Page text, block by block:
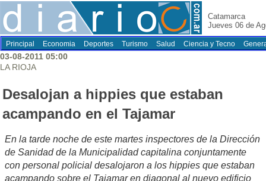
Catamarca
Jueves 06 de
Principal Economia Deportes Turismo Salud Ciencia y Tecno
03-08-2011 05:00
LA RIOJA
Desalojan a hippies que estaban
acampando en el Tajamar
En la tarde noche de este martes inspectores de la Dirección
de Sanidad de la Municipalidad capitalina conjuntamente
con personal policial desalojaron a los hippies que estaban
acampando sobre el Tajamar en diagonal al nuevo edificio